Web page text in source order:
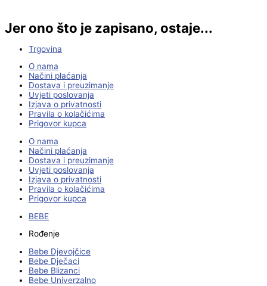
Jer ono što je zapisano, ostaje...
Trgovina
O nama
Načini plaćanja
Dostava i preuzimanje
Uvjeti poslovanja
Izjava o privatnosti
Pravila o kolačićima
Prigovor kupca
O nama
Načini plaćanja
Dostava i preuzimanje
Uvjeti poslovanja
Izjava o privatnosti
Pravila o kolačićima
Prigovor kupca
BEBE
Rođenje
Bebe Djevojčice
Bebe Dječaci
Bebe Blizanci
Bebe Univerzalno